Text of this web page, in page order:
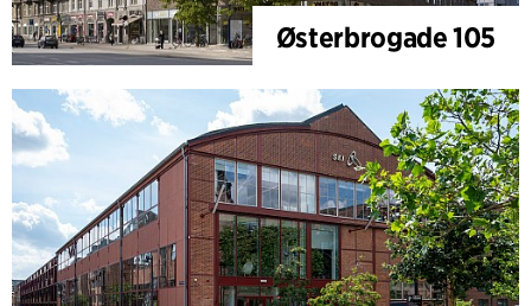
Østerbrogade 105